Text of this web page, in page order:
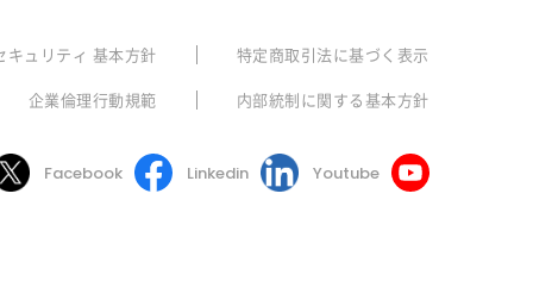
キュリティ 基本方針
特定商取引法に基づく表示
企業倫理行動規範 内部統制に関する基本方針
Facebook Linkedin Youtube